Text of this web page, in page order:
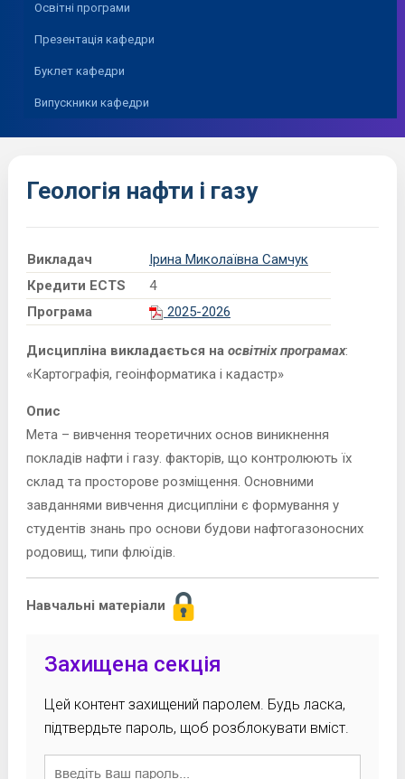
Освітні програми
Презентація кафедри
Буклет кафедри
Випускники кафедри
Геологія нафти і газу
Викладач
Ірина Миколаївна Самчук
Кредити ECTS
4
Програма
2025-2026
Дисципліна викладається на освітніх програмах:
«Картографія, геоінформатика і кадастр»
Опис
Мета – вивчення теоретичних основ виникнення
покладів нафти і газу. факторів, що контролюють їх
склад та просторове розміщення. Основними
завданнями вивчення дисципліни є формування у
студентів знань про основи будови нафтогазоносних
родовищ, типи флюїдів.
Навчальні матеріали
Захищена секція
Цей контент захищений паролем. Будь ласка,
підтвердьте пароль, щоб розблокувати вміст.